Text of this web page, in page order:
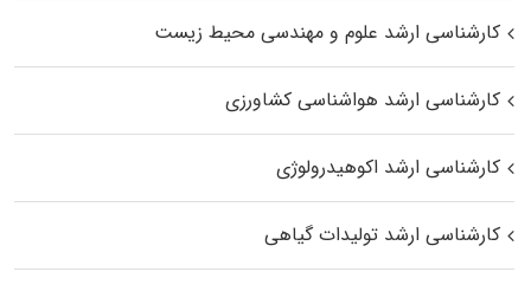
کارشناسی ارشد علوم و مهندسی محیط زیست
کارشناسی ارشد هواشناسی کشاورزی
کارشناسی ارشد اکوهیدرولوژی
کارشناسی ارشد تولیدات گیاهی